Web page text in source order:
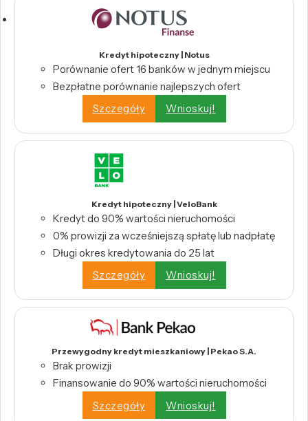
Kredyt hipoteczny | Notus
Porównanie ofert 16 banków w jednym miejscu
Bezpłatne porównanie najlepszych ofert
Szczegóły
Wnioskuj!
Kredyt hipoteczny | VeloBank
Kredyt do 90% wartości nieruchomości
0% prowizji za wcześniejszą spłatę lub nadpłatę
Długi okres kredytowania do 25 lat
Szczegóły
Wnioskuj!
Przewygodny kredyt mieszkaniowy | Pekao S.A.
Brak prowizji
Finansowanie do 90% wartości nieruchomości
Szczegóły
Wnioskuj!